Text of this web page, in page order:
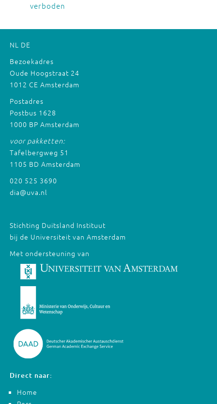
verboden
NL DE
Bezoekadres
Oude Hoogstraat 24
1012 CE Amsterdam
Postadres
Postbus 1628
1000 BP Amsterdam
voor pakketten:
Tafelbergweg 51
1105 BD Amsterdam
020 525 3690
dia@uva.nl
Stichting Duitsland Instituut
bij de Universiteit van Amsterdam
Met ondersteuning van
Direct naar:
Home